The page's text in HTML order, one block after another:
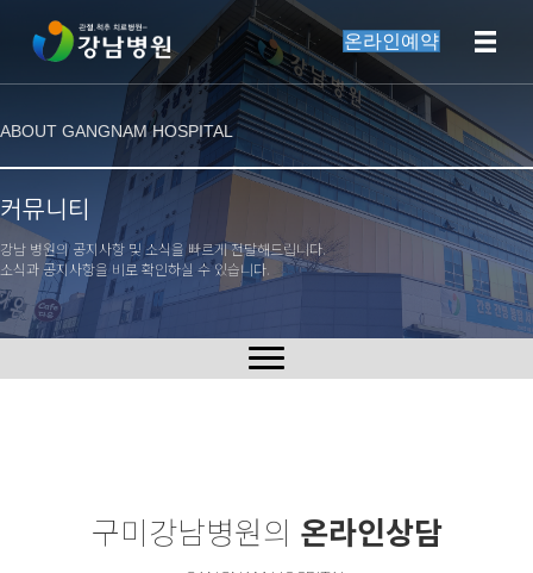
온라인예약
ABOUT GANGNAM HOSPITAL
커뮤니티
강남 병원의 공지사항 및 소식을 빠르게 전달해드립니다.
소식과 공지사항을 비로 확인하실 수 있습니다.
구미강남병원의 온라인상담